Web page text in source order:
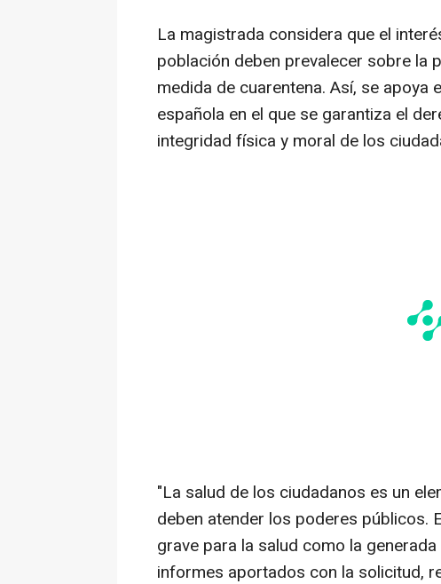
La magistrada considera que el
población deben prevalecer sobre la
medida de cuarentena. Así, se apoya
española en el que se garantiza el
integridad física y moral de los
"La salud de los ciudadanos es un
deben atender los poderes públicos.
grave para la salud como la
informes aportados con la solicitud,